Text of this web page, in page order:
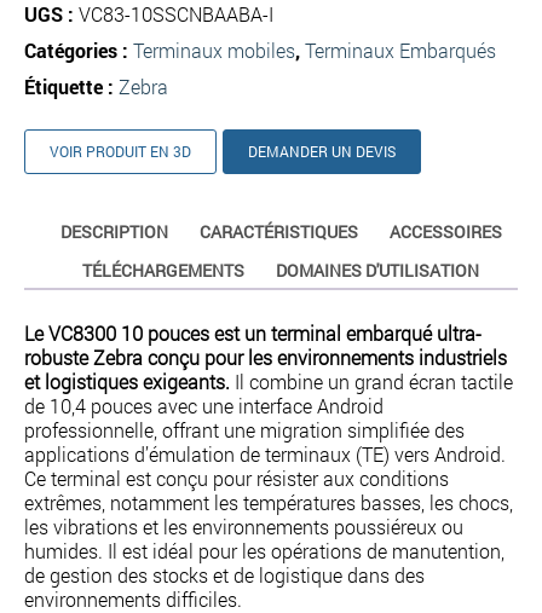
UGS : VC83-10SSCNBAABA-I
Catégories : Terminaux mobiles,Terminaux Embarqués
Étiquette : Zebra
VOIR PRODUIT EN 3D DEMANDER UN DEVIS
DESCRIPTION CARACTÉRISTIQUES
ACCESSOIRES
TÉLÉCHARGEMENTS
DOMAINES D'UTILISATION
Le VC8300 10 pouces est un terminal embarqué ultra-
robuste Zebra conçu pour les environnements industriels
et logistiques exigeants. Il combine un grand écran tactile
de 10,4 pouces avec une interface Android
professionnelle, offrant une migration simplifiée des
applications d’émulation de terminaux (TE) vers Android.
Ce terminal est conçu pour résister aux conditions
extrêmes, notamment les températures basses, les chocs,
les vibrations et les environnements poussiéreux ou
humides. Il est idéal pour les opérations de manutention,
de gestion des stocks et de logistique dans des
environnements difficiles.